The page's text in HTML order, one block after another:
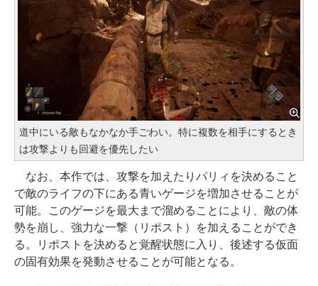
道中にいる敵もなかなか手ごわい。特に複数を相手にするとき
は攻撃よりも回避を優先したい
なお、本作では、攻撃を加えたりパリィを決めること
で敵のライフの下にある青いゲージを増加させることが
可能。このゲージを最大まで溜めることにより、敵の体
勢を崩し、強力な一撃（リポスト）を加えることができ
る。リポストを決めると覚醒状態に入り、後述する仮面
の固有効果を発動させることが可能となる。